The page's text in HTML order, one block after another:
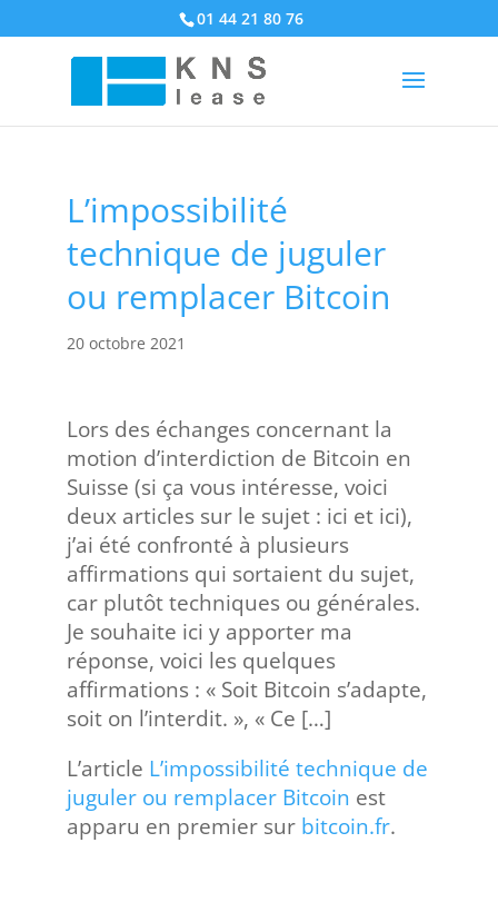
01 44 21 80 76
L’impossibilité
technique de juguler
ou remplacer Bitcoin
20 octobre 2021
Lors des échanges concernant la
motion d’interdiction de Bitcoin en
Suisse (si ça vous intéresse, voici
deux articles sur le sujet : ici et ici),
j’ai été confronté à plusieurs
affirmations qui sortaient du sujet,
car plutôt techniques ou générales.
Je souhaite ici y apporter ma
réponse, voici les quelques
affirmations : « Soit Bitcoin s’adapte,
soit on l’interdit. », « Ce […]
L’article L’impossibilité technique de
juguler ou remplacer Bitcoin est
apparu en premier sur bitcoin.fr.